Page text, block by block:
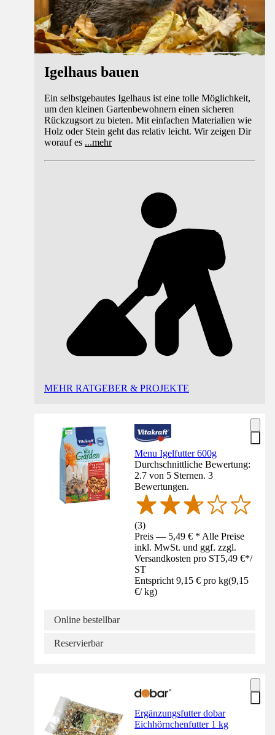
Igelhaus bauen
Ein selbstgebautes Igelhaus ist eine tolle Möglichkeit,
um den kleinen Gartenbewohnern einen sicheren
Rückzugsort zu bieten. Mit einfachen Materialien wie
Holz oder Stein geht das relativ leicht. Wir zeigen Dir
worauf es ...mehr
MEHR RATGEBER & PROJEKTE
Menu Igelfutter 600g
Durchschnittliche Bewertung:
2.7 von 5 Sternen. 3
Bewertungen.
(3)
Preis — 5,49 € * Alle Preise
inkl. MwSt. und ggf. zzgl.
Versandkosten pro ST5,49 €*/
ST
Entspricht 9,15 € pro kg(9,15
€/ kg)
Online bestellbar
Reservierbar
Ergänzungsfutter dobar
Eichhörnchenfutter 1 kg